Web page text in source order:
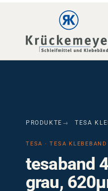
PRODUKTE TESA
TESA · TESA KLEBEBAND
tesaband
grau,